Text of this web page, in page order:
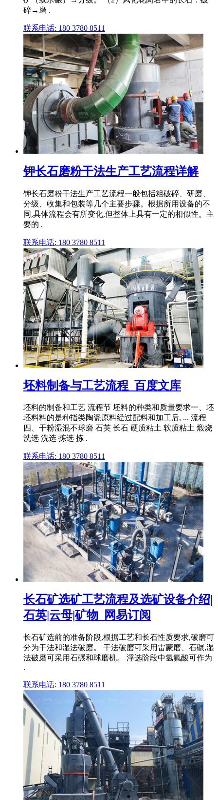
碎→磨 .
联系电话: 180 3780 8511
钾长石磨粉干法生产工艺流程详解
钾长石磨粉干法生产工艺流程一般包括粗破碎、研磨、
分级、收集和包装等几个主要步骤。根据所用设备的不
同,具体流程会有所变化,但整体上具有一定的相似性。主
要的 .
联系电话: 180 3780 8511
坯料制备与工艺流程_百度文库
坯料的制备和工艺 流程节 坯料的种类和质量要求一、坯
坯料料的是种指类陶瓷原料经过配料和加工后, ... 流程
四、干粉湿混不球磨 石英 长石 硬质粘土 软质粘土 煅烧
洗选 洗选 拣选 拣 .
联系电话: 180 3780 8511
长石矿选矿工艺流程及选矿设备介绍|
石英|云母|矿物_网易订阅
长石矿选前的准备阶段,根据工艺和长石性质要求,破磨可
分为干法和湿法破磨。 干法破磨可采用雷蒙磨、石碾,湿
法破磨可采用石碾和球磨机。 浮选阶段中氢氟酸可作为
.
联系电话: 180 3780 8511